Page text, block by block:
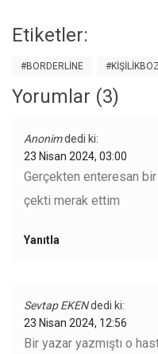
Etiketler:
#BORDERLINE
Yorumlar (3)
Anonimdedi ki:
23 Nisan 2024, 03:00
Gerçekten enteresan
çekti merak ettim
Yanıtla
Sevtap EKENdedi ki:
23 Nisan 2024, 12:56
Bir yazar yazmıştı o